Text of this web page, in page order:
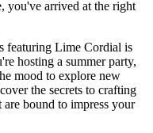
you've arrived at the right
featuring Lime Cordial is
hosting a summer party,
mood to explore new
the secrets to crafting
are bound to impress your